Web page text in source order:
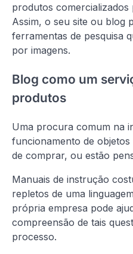
produtos comercializados
Assim, o seu site ou blog
ferramentas de pesquisa
por imagens.
Blog como um
produtos
Uma procura comum na
funcionamento de
de comprar, ou estão
Manuais de instrução
repletos de uma
própria empresa pode
compreensão de tais
processo.